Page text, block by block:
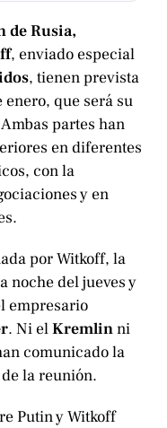
de Rusia,
, enviado especial
, tienen prevista
enero, que será su
partes han
en diferentes
con la
y en
por Witkoff, la
noche del jueves y
empresario
. Ni elKremlinni
comunicado la
la reunión.
Putin y Witkoff